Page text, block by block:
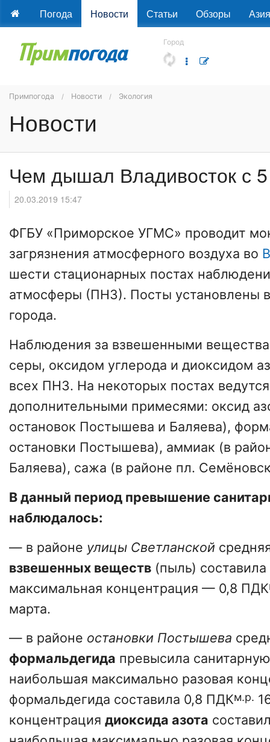
Погода Новости Статьи Обзоры Азия
Город
Примпогода Новости Экология
Новости
Чем дышал Владивосток с
20.03.2019 15:47
ФГБУ «Приморское УГМС» проводит
загрязнения атмосферного воздуха во
шести стационарных постах
атмосферы (ПНЗ). Посты установлены
города.
Наблюдения за взвешенными
серы, оксидом углерода и диоксидом
всех ПНЗ. На некоторых постах
дополнительными примесями: оксид
остановок Постышева и Баляева),
остановки Постышева), аммиак (в
Баляева), сажа (в районе пл.
В данный период превышение
наблюдалось:
— в районе улицы Светланской
взвешенных веществ (пыль)
максимальная концентрация — 0,8 ПДК
марта.
— в районе остановки Постышева
формальдегида превысила
наибольшая максимально разовая
формальдегида составила 0,8 ПДКм.р.
концентрация диоксида азота